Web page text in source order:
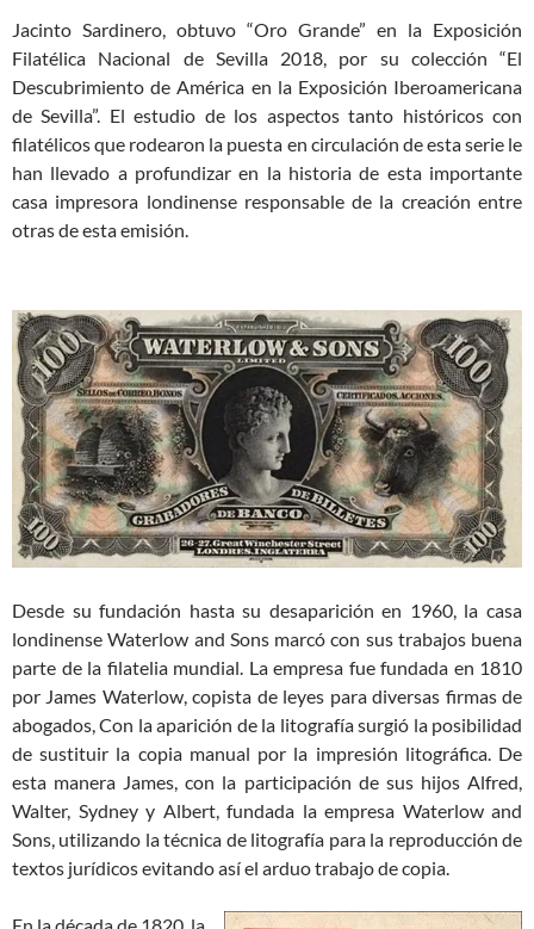
Jacinto Sardinero, obtuvo “Oro Grande” en la Exposición
Filatélica Nacional de Sevilla 2018, por su colección “El
Descubrimiento de América en la Exposición Iberoamericana
de Sevilla”. El estudio de los aspectos tanto históricos con
filatélicos que rodearon la puesta en circulación de esta serie le
han llevado a profundizar en la historia de esta importante
casa impresora londinense responsable de la creación entre
otras de esta emisión.
Desde su fundación hasta su desaparición en 1960, la casa
londinense Waterlow and Sons marcó con sus trabajos buena
parte de la filatelia mundial. La empresa fue fundada en 1810
por James Waterlow, copista de leyes para diversas firmas de
abogados, Con la aparición de la litografía surgió la posibilidad
de sustituir la copia manual por la impresión litográfica. De
esta manera James, con la participación de sus hijos Alfred,
Walter, Sydney y Albert, fundada la empresa Waterlow and
Sons, utilizando la técnica de litografía para la reproducción de
textos jurídicos evitando así el arduo trabajo de copia.